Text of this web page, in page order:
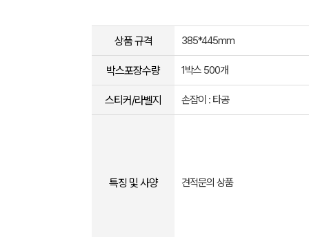
상품 규격 385*445mm
박스포장수량 1박스 500개
스티커/라벨지 손잡이 : 타공
특징 및 사양 견적문의 상품